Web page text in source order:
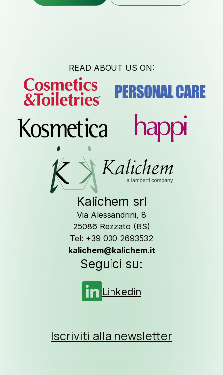
Lavora
Seguici su
READ ABOUT US ON:
Kalichem srl
Via Alessandrini, 8
25086 Rezzato (BS)
Tel: +39 030 2693532
kalichem@kalichem.it
Seguici su:
Linkedin
Iscriviti alla newsletter